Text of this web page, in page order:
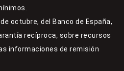
octubre, del Banco de España,
recíproca, sobre recursos
informaciones de remisión